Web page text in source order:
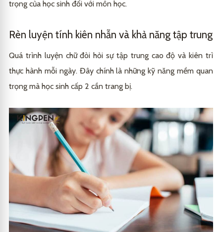
trọng của học sinh đối với môn học.
Rèn luyện tính kiên nhẫn và khả năng tập trung
Quá trình luyện chữ đòi hỏi sự tập trung cao độ và kiên trì
thực hành mỗi ngày. Đây chính là những kỹ năng mềm quan
trọng mà học sinh cấp 2 cần trang bị.